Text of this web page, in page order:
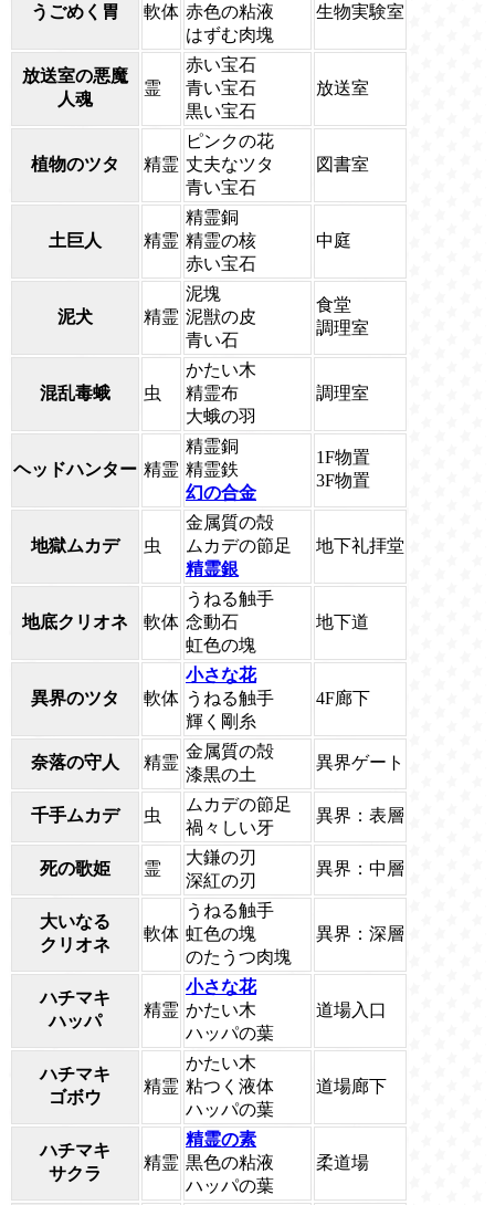
うごめく胃 軟体 赤色の粘液
はずむ肉塊
生物実験室
放送室の悪魔
人魂
霊
赤い宝石
青い宝石
黒い宝石
放送室
植物のツタ 精霊
ピンクの花
丈夫なツタ
青い宝石
図書室
土巨人 精霊
精霊銅
精霊の核
赤い宝石
中庭
泥犬 精霊
泥塊
泥獣の皮
青い石
食堂
調理室
混乱毒蛾 虫
かたい木
精霊布
大蛾の羽
調理室
ヘッドハンター 精霊
精霊銅
精霊鉄
幻の合金
1F物置
3F物置
地獄ムカデ 虫
金属質の殻
ムカデの節足
精霊銀
地下礼拝堂
地底クリオネ 軟体
うねる触手
念動石
虹色の塊
地下道
異界のツタ 軟体
小さな花
うねる触手
輝く剛糸
4F廊下
奈落の守人 精霊
金属質の殻
漆黒の土
異界ゲート
千手ムカデ 虫
ムカデの節足
禍々しい牙
異界：表層
死の歌姫 霊
大鎌の刃
深紅の刃
異界：中層
大いなる
クリオネ
軟体
うねる触手
虹色の塊
のたうつ肉塊
異界：深層
ハチマキ
ハッパ
精霊
小さな花
かたい木
ハッパの葉
道場入口
ハチマキ
ゴボウ
精霊
かたい木
粘つく液体
ハッパの葉
道場廊下
ハチマキ
サクラ
精霊
精霊の素
黒色の粘液
ハッパの葉
柔道場